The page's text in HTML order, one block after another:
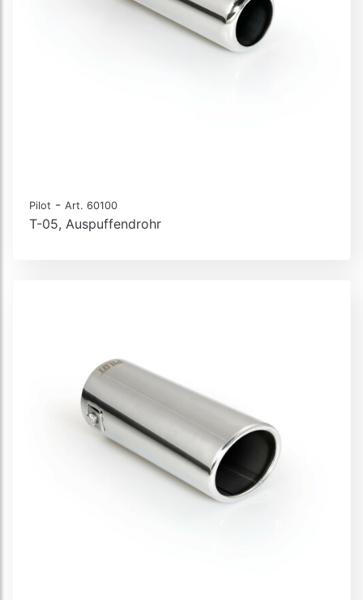
Pilot - Art. 60100
T-05, Auspuffendrohr